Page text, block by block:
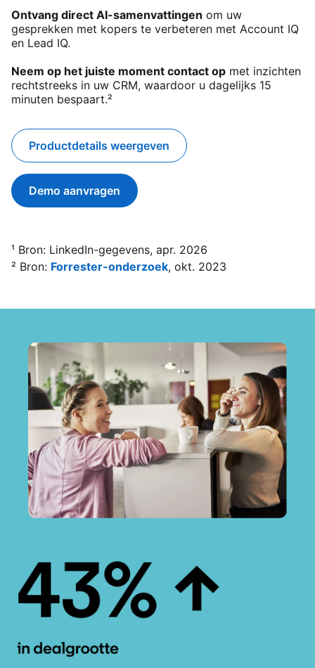
Ontvang direct AI-samenvattingen om uw
gesprekken met kopers te verbeteren met Account IQ
en Lead IQ.
Neem op het juiste moment contact op met inzichten
rechtstreeks in uw CRM, waardoor u dagelijks 15
minuten bespaart.²
Productdetails weergeven
Demo aanvragen
¹ Bron: LinkedIn-gegevens, apr. 2026
² Bron: Forrester-onderzoekopens in a new tab
, okt. 2023